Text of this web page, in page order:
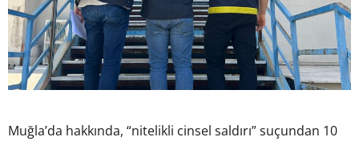
Muğla’da hakkında, “nitelikli cinsel saldırı” suçundan 10